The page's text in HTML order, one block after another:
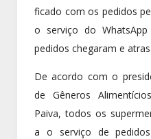
ficado com os pedidos
o serviço do
pedidos chegaram e
De acordo com o
de Gêneros
Paiva, todos os
a o serviço de